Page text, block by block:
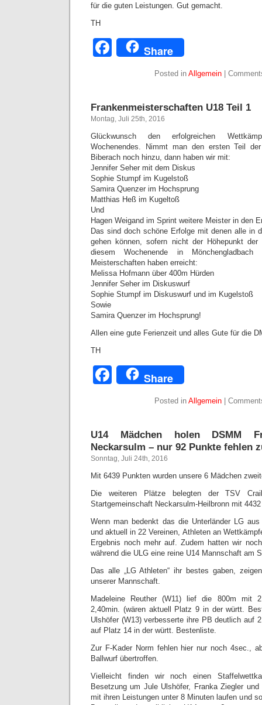
für die guten Leistungen. Gut gemacht.
TH
Facebook
Share
Posted in Allgemein|
Frankenmeisterschaften U18 Teil 1
Montag, Juli 25th, 2016
Glückwunsch den erfolgreichen
Wochenendes. Nimmt man den ersten Teil
Biberach noch hinzu, dann haben wir mit:
Jennifer Seher mit dem Diskus
Sophie Stumpf im Kugelstoß
Samira Quenzer im Hochsprung
Matthias Heß im Kugeltoß
Und
Hagen Weigand im Sprint weitere Meister in den
Das sind doch schöne Erfolge mit denen alle in
gehen können, sofern nicht der Höhepunkt
diesem Wochenende in Mönchengladbach
Meisterschaften haben erreicht:
Melissa Hofmann über 400m Hürden
Jennifer Seher im Diskuswurf
Sophie Stumpf im Diskuswurf und im Kugelstoß
Sowie
Samira Quenzer im Hochsprung!
Allen eine gute Ferienzeit und alles Gute für die
TH
Facebook
Share
Posted in Allgemein|
U14 Mädchen holen DSMM
Neckarsulm – nur 92 Punkte fehlen
Sonntag, Juli 24th, 2016
Mit 6439 Punkten wurden unsere 6 Mädchen
Die weiteren Plätze belegten der TSV
Startgemeinschaft Neckarsulm-Heilbronn mit
Wenn man bedenkt das die Unterländer LG
und aktuell in 22 Vereinen, Athleten an
Ergebnis noch mehr auf. Zudem hatten wir
während die ULG eine reine U14 Mannschaft am
Das alle „LG Athleten“ ihr bestes gaben,
unserer Mannschaft.
Madeleine Reuther (W11) lief die 800m mit
2,40min. (wären aktuell Platz 9 in der württ.
Ulshöfer (W13) verbesserte ihre PB deutlich auf
auf Platz 14 in der württ. Bestenliste.
Zur F-Kader Norm fehlen hier nur noch 4sec.,
Ballwurf übertroffen.
Vielleicht finden wir noch einen
Besetzung um Jule Ulshöfer, Franka Ziegler und
mit ihren Leistungen unter 8 Minuten laufen und